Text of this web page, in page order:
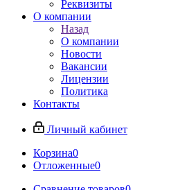
Реквизиты
О компании
Назад
О компании
Новости
Вакансии
Лицензии
Политика
Контакты
Личный кабинет
Корзина0
Отложенные0